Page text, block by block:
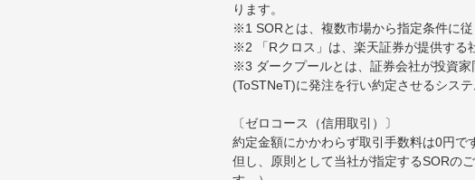
ります。
※1 SORとは、複数市場から指定条件に
※2 「Rクロス」は、楽天証券が提供する
※3 ダークプールとは、証券会社が投資
(ToSTNeT)に発注を行い約定させるシステ
〔ゼロコース（信用取引）〕
約定金額にかかわらず取引手数料は0円で
但し、原則として当社が指定するSORの